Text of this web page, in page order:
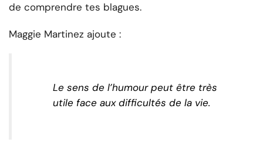
de comprendre tes blagues.
Maggie Martinez ajoute :
Le sens de l’humour peut être très
utile face aux difficultés de la vie.